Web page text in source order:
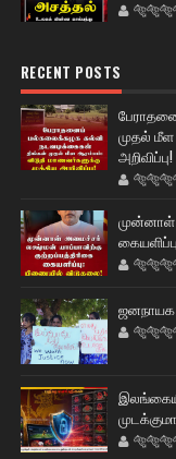
RECENT POSTS
முதல் மீள
முன்னாள்
ஜனநாயக